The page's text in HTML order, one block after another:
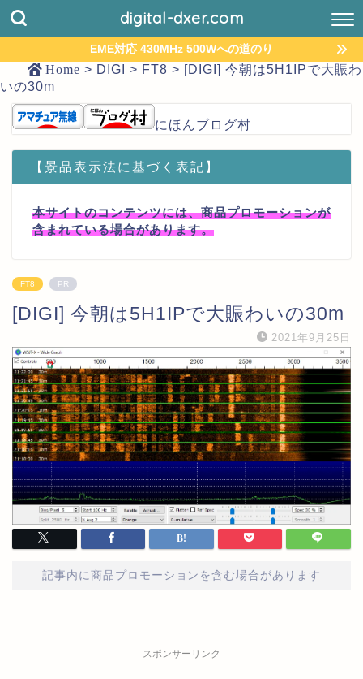
digital-dxer.com
EME対応 430MHz 500Wへの道のり
Home > DIGI > FT8 > [DIGI] 今朝は5H1IPで大賑わ
いの30m
にほんブログ村
【景品表示法に基づく表記】
本サイトのコンテンツには、商品プロモーションが
含まれている場合があります。
FT8 PR
[DIGI] 今朝は5H1IPで大賑わいの30m
2021年9月25日
記事内に商品プロモーションを含む場合があります
スポンサーリンク